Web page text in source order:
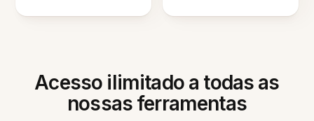
Acesso ilimitado a todas as
nossas ferramentas